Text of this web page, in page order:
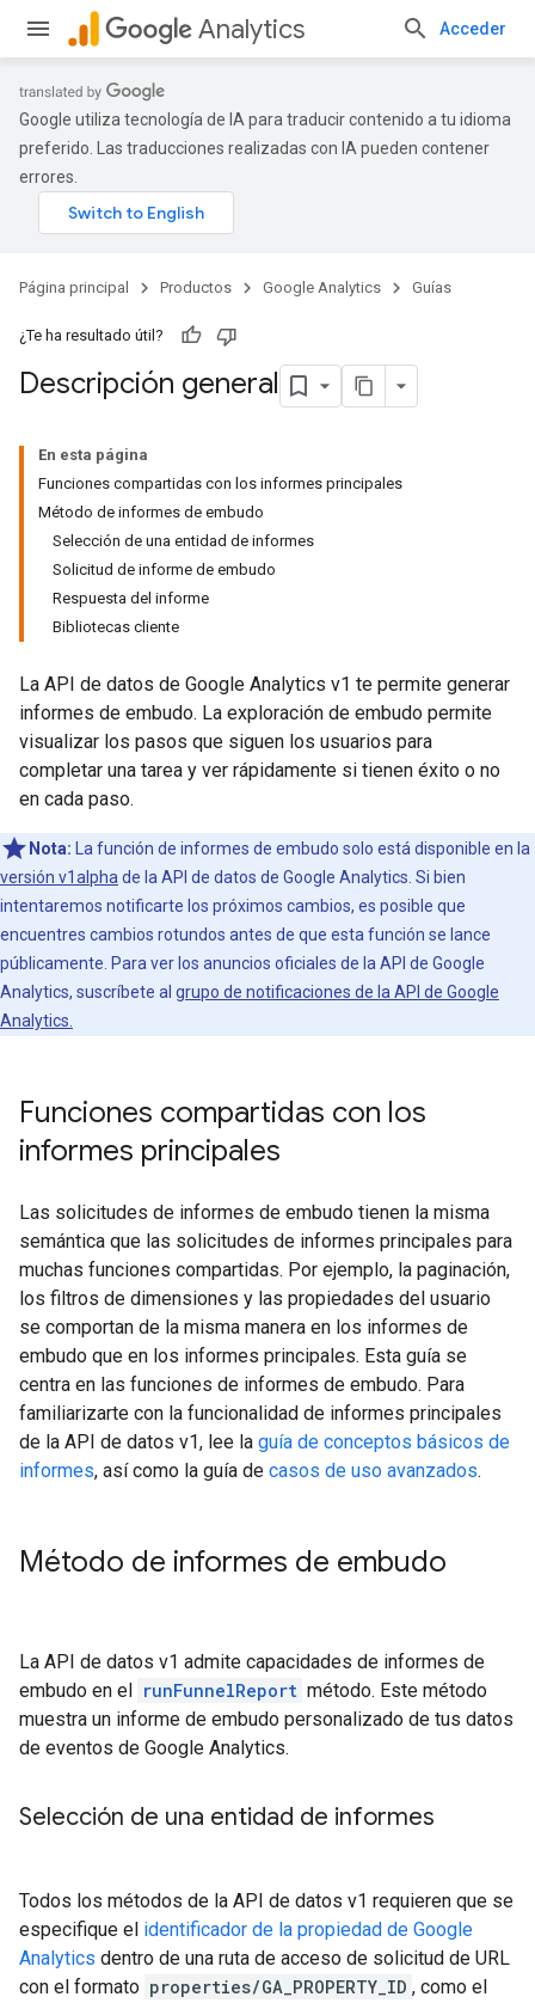
Analytics Acceder
Google utiliza tecnología de IA para traducir contenido a tu idioma
preferido. Las traducciones realizadas con IA pueden contener
errores.
Página principal Productos Google Analytics Guías
¿Te ha resultado útil?
Descripción general
En esta página
Funciones compartidas con los informes principales
Método de informes de embudo
Selección de una entidad de informes
Solicitud de informe de embudo
Respuesta del informe
Bibliotecas cliente
La API de datos de Google Analytics v1 te permite generar
informes de embudo. La exploración de embudo permite
visualizar los pasos que siguen los usuarios para
completar una tarea y ver rápidamente si tienen éxito o no
en cada paso.
Nota: La función de informes de embudo solo está disponible en la
versión v1alpha de la API de datos de Google Analytics. Si bien
intentaremos notificarte los próximos cambios, es posible que
encuentres cambios rotundos antes de que esta función se lance
públicamente. Para ver los anuncios oficiales de la API de Google
Analytics, suscríbete al grupo de notificaciones de la API de Google
Analytics.
Funciones compartidas con los
informes principales
Las solicitudes de informes de embudo tienen la misma
semántica que las solicitudes de informes principales para
muchas funciones compartidas. Por ejemplo, la paginación,
los filtros de dimensiones y las propiedades del usuario
se comportan de la misma manera en los informes de
embudo que en los informes principales. Esta guía se
centra en las funciones de informes de embudo. Para
familiarizarte con la funcionalidad de informes principales
de la API de datos v1, lee la guía de conceptos básicos de
informes, así como la guía de casos de uso avanzados.
Método de informes de embudo
La API de datos v1 admite capacidades de informes de
embudo en el runFunnelReport método. Este método
muestra un informe de embudo personalizado de tus datos
de eventos de Google Analytics.
Selección de una entidad de informes
Todos los métodos de la API de datos v1 requieren que se
especifique el identificador de la propiedad de Google
Analytics dentro de una ruta de acceso de solicitud de URL
con el formato properties/GA_PROPERTY_ID , como el